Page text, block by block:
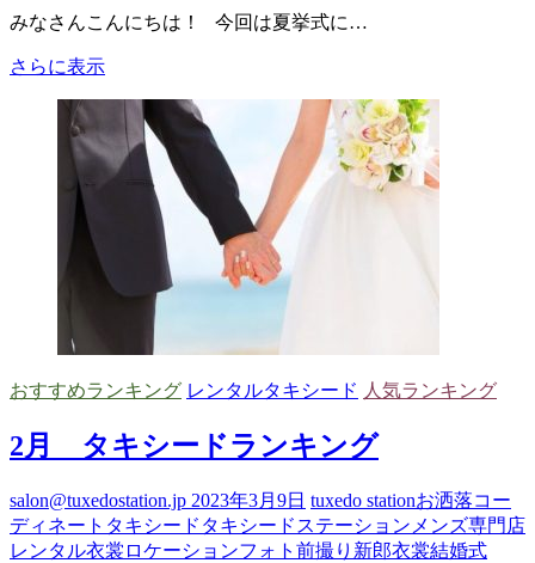
みなさんこんにちは！ 今回は夏挙式に…
さらに表示夏
す
め
ド！
おすすめランキング レンタルタキシード 人気ランキング
2月 タキシードランキング
salon@tuxedostation.jp 2023年3月9日 tuxedo stationお洒落コー
ディネート タキシード タキシードステーション メンズ専門店
レンタル衣裳 ロケーションフォト 前撮り 新郎衣裳結婚式